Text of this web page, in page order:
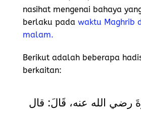
nasihat mengenai bahaya
berlaku pada waktu Maghrib
malam.
Berikut adalah beberapa
berkaitan:
رضي الله عنه، قَالَ: قال